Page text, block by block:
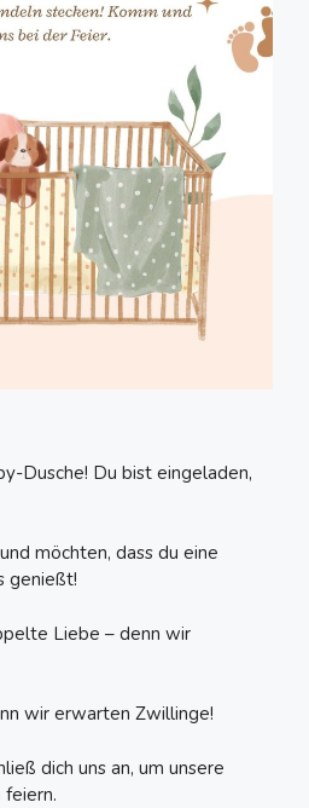
Dusche! Du bist eingeladen,
möchten, dass du eine
genießt!
Liebe – denn wir
wir erwarten Zwillinge!
dich uns an, um unsere